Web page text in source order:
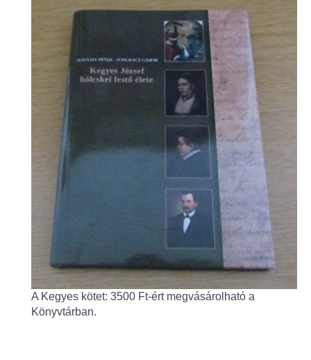
Egészségügy
Háziorvos
Fogorvos
Védőnői szolgálat
Központi orvosi ügyelet
Alapszolgáltatási Központ
Kultúra
IKSZT - Integrált Közösségi és Szolgáltató Tér
A Kegyes kötet: 3500 Ft-ért megvásárolható a
Könyvtárban.